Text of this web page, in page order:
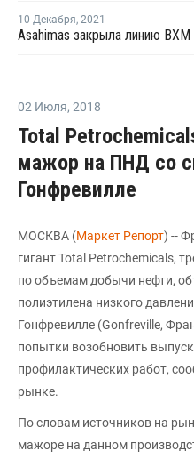
10 Декабря, 2021
02 Июля, 2018
Total
мажор на ПНД со
Гонфревилле
МОСКВА (Маркет Репорт) --
гигант Total Petrochemicals,
по объемам добычи нефти,
полиэтилена низкого
Гонфревилле (Gonfreville,
попытки возобновить
профилактических работ,
рынке.
По словам источников на
мажоре на данном